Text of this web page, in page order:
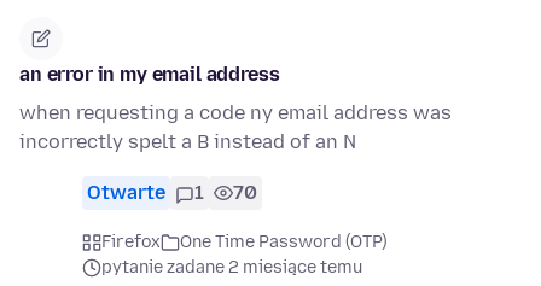
an error in my email address
when requesting a code ny email address was
incorrectly spelt a B instead of an N
Otwarte 1 70
Firefox
One Time Password (OTP)
pytanie zadane 2 miesiące temu